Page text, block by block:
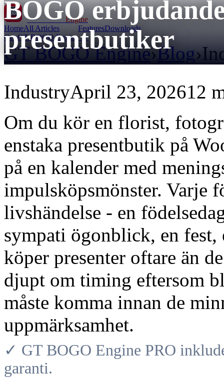
GT BOGO Engine
HomeAll Articles FeaturesDownloads
Get GT BOGO Engine →
GT BOGO Engine›Blog›
BOGO
presentbutiker
IndustryApril 23, 202612
Om du kör en florist,
enstaka presentbutik på
på en kalender med
impulsköpsmönster. Varje
livshändelse - en
sympati ögonblick, en
köper presenter oftare än
djupt om timing eftersom
måste komma innan de
uppmärksamhet.
✓ GT BOGO Engine PRO
garanti.